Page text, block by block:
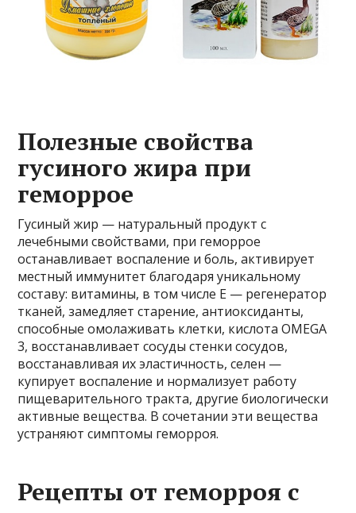
Полезные свойства
гусиного жира при
геморрое
Гусиный жир — натуральный продукт с
лечебными свойствами, при геморрое
останавливает воспаление и боль, активирует
местный иммунитет благодаря уникальному
составу: витамины, в том числе E — регенератор
тканей, замедляет старение, антиоксиданты,
способные омолаживать клетки, кислота OMEGA
3, восстанавливает сосуды стенки сосудов,
восстанавливая их эластичность, селен —
купирует воспаление и нормализует работу
пищеварительного тракта, другие биологически
активные вещества. В сочетании эти вещества
устраняют симптомы геморроя.
Рецепты от геморроя с